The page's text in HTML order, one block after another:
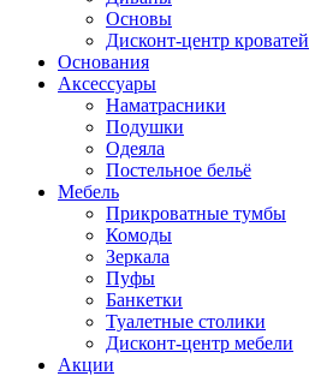
Основы
Дисконт-центр кроватей
Основания
Аксессуары
Наматрасники
Подушки
Одеяла
Постельное бельё
Мебель
Прикроватные тумбы
Комоды
Зеркала
Пуфы
Банкетки
Туалетные столики
Дисконт-центр мебели
Акции